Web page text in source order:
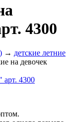
4300
→ детские летние
на девочек